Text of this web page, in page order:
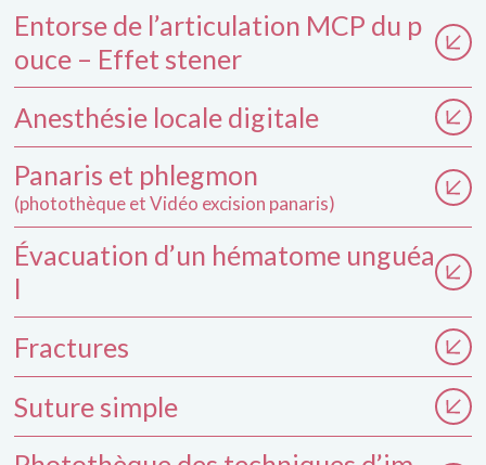
Entorse de l’articulation MCP du p
ouce – Effet stener
Anesthésie locale digitale
Panaris et phlegmon
(photothèque et Vidéo excision panaris)
Évacuation d’un hématome unguéa
l
Fractures
Suture simple